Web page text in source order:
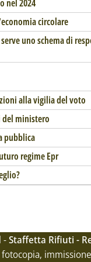
nel 2024
circolare
uno schema di
alla vigilia del voto
ministero
pubblica
regime Epr
-Staffetta Rifiuti -